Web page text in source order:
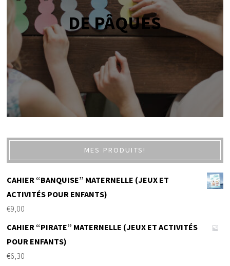
DE PÂQUES
MES PRODUITS!
CAHIER “BANQUISE” MATERNELLE (JEUX ET
ACTIVITÉS POUR ENFANTS)
€9,00
CAHIER “PIRATE” MATERNELLE (JEUX ET ACTIVITÉS
POUR ENFANTS)
€6,30